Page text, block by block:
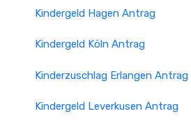
Kindergeld Hagen Antrag
Kindergeld Köln Antrag
Kinderzuschlag Erlangen Antrag
Kindergeld Leverkusen Antrag